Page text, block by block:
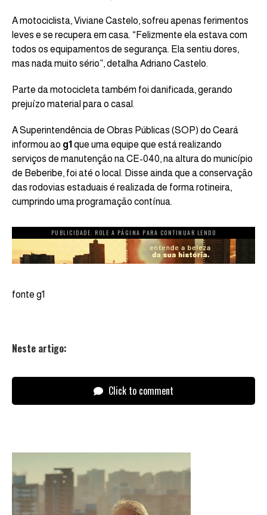
A motociclista, Viviane Castelo, sofreu apenas ferimentos
leves e se recupera em casa. “Felizmente ela estava com
todos os equipamentos de segurança. Ela sentiu dores,
mas nada muito sério”, detalha Adriano Castelo.
Parte da motocicleta também foi danificada, gerando
prejuízo material para o casal.
A Superintendência de Obras Públicas (SOP) do Ceará
informou ao g1 que uma equipe que está realizando
serviços de manutenção na CE-040, na altura do município
de Beberibe, foi até o local. Disse ainda que a conservação
das rodovias estaduais é realizada de forma rotineira,
cumprindo uma programação contínua.
PUBLICIDADE. ROLE A PÁGINA PARA CONTINUAR LENDO
fonte g1
Neste artigo:
Click to comment